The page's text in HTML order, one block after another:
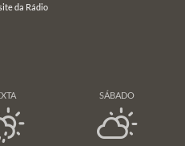
da Rádio
SÁBADO